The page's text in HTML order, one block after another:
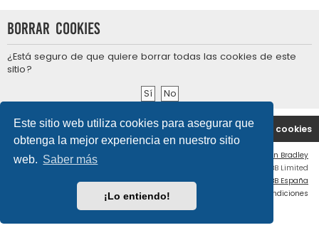
Este sitio web utiliza cookies para asegurar que
obtenga la mejor experiencia en nuestro sitio
web. Saber más
¡Lo entiendo!
Borrar cookies
¿Está seguro de que quiere borrar todas las cookies de este
sitio?
Portal Índice general Borrar cookies
Contáctenos
Ian Bradley
Desarrollado por
® Forum Software © phpBB Limited
Traducción al español por
phpBB España
Condiciones